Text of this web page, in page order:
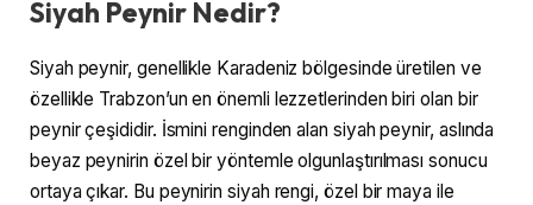
Siyah Peynir Nedir?
Siyah peynir, genellikle Karadeniz bölgesinde üretilen ve
özellikle Trabzon’un en önemli lezzetlerinden biri olan bir
peynir çeşididir. İsmini renginden alan siyah peynir, aslında
beyaz peynirin özel bir yöntemle olgunlaştırılması sonucu
ortaya çıkar. Bu peynirin siyah rengi, özel bir maya ile